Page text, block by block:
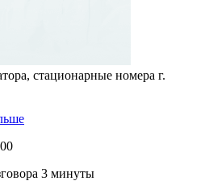
стационарные номера г.
3 минуты